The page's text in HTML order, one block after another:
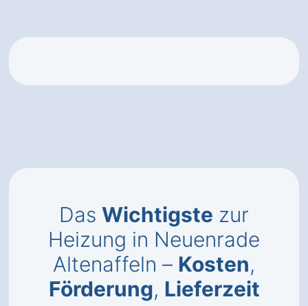
Das Wichtigste zur
Heizung in Neuenrade
Altenaffeln – Kosten,
Förderung, Lieferzeit